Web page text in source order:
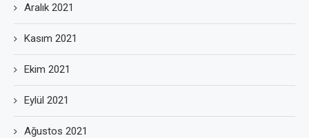
Aralık 2021
Kasım 2021
Ekim 2021
Eylül 2021
Ağustos 2021